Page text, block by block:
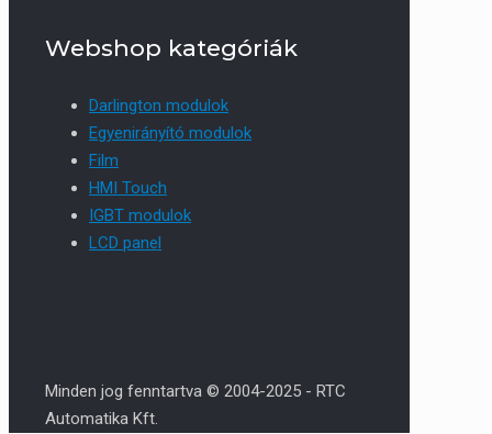
Webshop kategóriák
Darlington modulok
Egyenirányító modulok
Film
HMI Touch
IGBT modulok
LCD panel
Minden jog fenntartva © 2004-2025 - RTC
Automatika Kft.